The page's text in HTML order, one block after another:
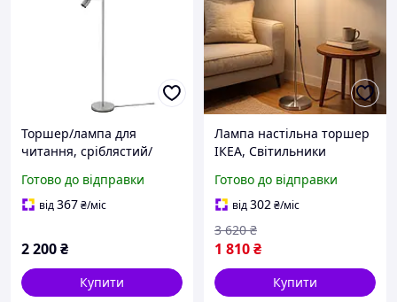
Торшер/лампа для
читання, сріблястий/
804.777.10
Готово до відправки
від367₴/міс
2 200₴
Купити
Лампа настільна торшер
ІКЕА, Світильники
торшер, Торшер для
читання підлоговий
вигнутий, Торшер
світлодіодний, RYH
Готово до відправки
від302₴/міс
1 810₴
3 620 ₴
Купити